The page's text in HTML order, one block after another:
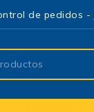
de pedidos -